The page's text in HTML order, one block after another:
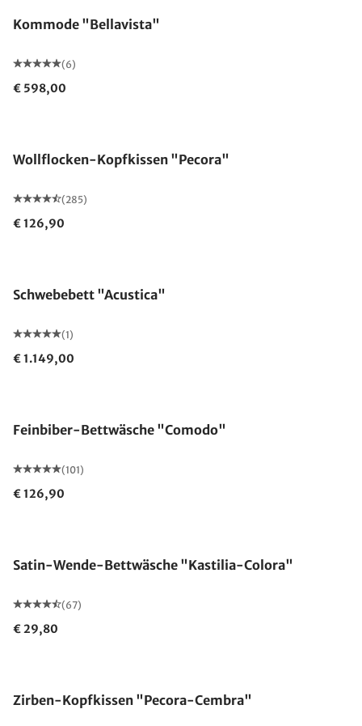
Kommode "Bellavista"
(6)
€ 598,00
Wollflocken-Kopfkissen "Pecora"
(285)
€ 126,90
Schwebebett "Acustica"
(1)
€ 1.149,00
Feinbiber-Bettwäsche "Comodo"
(101)
€ 126,90
Satin-Wende-Bettwäsche "Kastilia-Colora"
(67)
€ 29,80
Zirben-Kopfkissen "Pecora-Cembra"